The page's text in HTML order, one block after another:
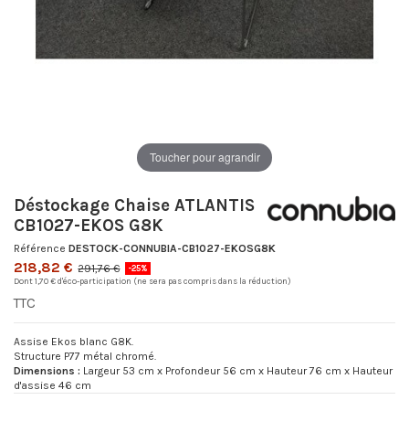
Toucher pour agrandir
Déstockage Chaise ATLANTIS
CB1027-EKOS G8K
Référence DESTOCK-CONNUBIA-CB1027-EKOSG8K
218,82 € 291,76 € -25%
Dont 1,70 € d'éco-participation (ne sera pas compris dans la réduction)
TTC
Assise Ekos blanc G8K.
Structure P77 métal chromé.
Dimensions : Largeur 53 cm x Profondeur 56 cm x Hauteur 76 cm x Hauteur
d'assise 46 cm